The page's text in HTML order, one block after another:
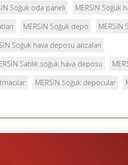
Soğuk oda paneli
MERSİN Soğuk
MERSİN Soğuk depo
MERSİN
Soğuk hava deposu arızaları
Satılık soğuk hava deposu
MERSİN Soğuk depocular